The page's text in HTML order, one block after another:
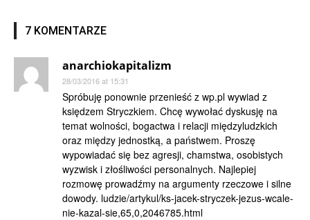
7 KOMENTARZE
anarchiokapitalizm
28/03/2016 at 15:31
Spróbuję ponownie przenieść z wp.pl wywiad z
księdzem Stryczkiem. Chcę wywołać dyskusję na
temat wolności, bogactwa i relacji międzyludzkich
oraz między jednostką, a państwem. Proszę
wypowiadać się bez agresji, chamstwa, osobistych
wyzwisk i złośliwości personalnych. Najlepiej
rozmowę prowadźmy na argumenty rzeczowe i silne
dowody. ludzie/artykul/ks-jacek-stryczek-jezus-wcale-
nie-kazal-sie,65,0,2046785.html